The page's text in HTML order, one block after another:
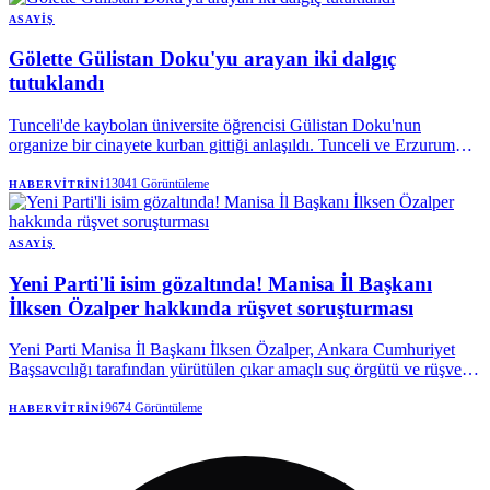
ASAYIŞ
Gölette Gülistan Doku'yu arayan iki dalgıç
tutuklandı
Tunceli'de kaybolan üniversite öğrencisi Gülistan Doku'nun
organize bir cinayete kurban gittiği anlaşıldı. Tunceli ve Erzurum
aralarında dönemin valisi Tuncay Sonel ile eşi Handan Sonel'in de
olduğu 25 kişi tutuklandı.
HABERVITRINI13041 Görüntüleme
ASAYIŞ
Yeni Parti'li isim gözaltında! Manisa İl Başkanı
İlksen Özalper hakkında rüşvet soruşturması
Yeni Parti Manisa İl Başkanı İlksen Özalper, Ankara Cumhuriyet
Başsavcılığı tarafından yürütülen çıkar amaçlı suç örgütü ve rüşvet
işlemlerinin ardından ifadesi alınmak üzere Ankara'ya götürüleceği
HABERVITRINI9674 Görüntüleme